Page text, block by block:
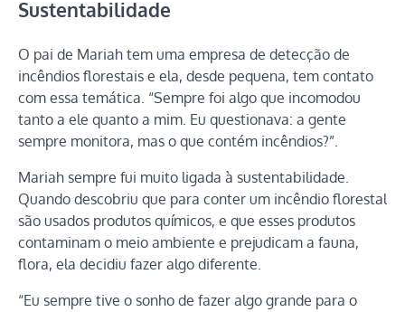
Sustentabilidade
O pai de Mariah tem uma empresa de detecção de
incêndios florestais e ela, desde pequena, tem contato
com essa temática. “Sempre foi algo que incomodou
tanto a ele quanto a mim. Eu questionava: a gente
sempre monitora, mas o que contém incêndios?”.
Mariah sempre fui muito ligada à sustentabilidade.
Quando descobriu que para conter um incêndio florestal
são usados produtos químicos, e que esses produtos
contaminam o meio ambiente e prejudicam a fauna,
flora, ela decidiu fazer algo diferente.
“Eu sempre tive o sonho de fazer algo grande para o